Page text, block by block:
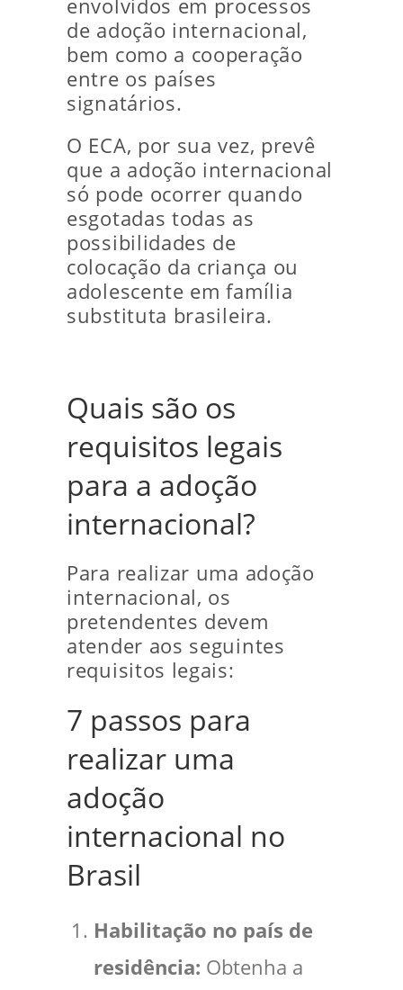
envolvidos em processos
de adoção internacional,
bem como a cooperação
entre os países
signatários.
O ECA, por sua vez, prevê
que a adoção internacional
só pode ocorrer quando
esgotadas todas as
possibilidades de
colocação da criança ou
adolescente em família
substituta brasileira.
Quais são os
requisitos legais
para a adoção
internacional?
Para realizar uma adoção
internacional, os
pretendentes devem
atender aos seguintes
requisitos legais:
7 passos para
realizar uma
adoção
internacional no
Brasil
Habilitação no país de
residência: Obtenha a